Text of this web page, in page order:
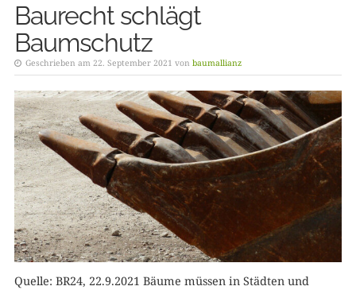
Baurecht schlägt
Baumschutz
Geschrieben am 22. September 2021 von baumallianz
Quelle: BR24, 22.9.2021 Bäume müssen in Städten und